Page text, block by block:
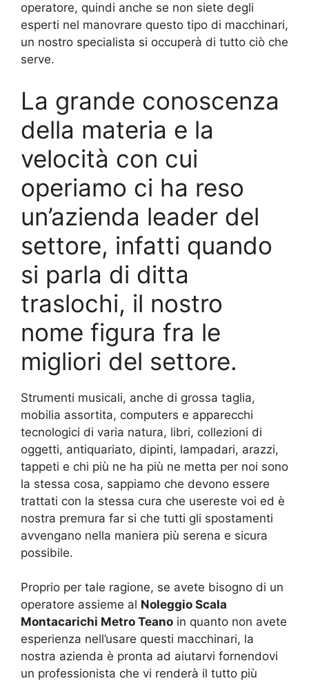
operatore, quindi anche se non siete degli
esperti nel manovrare questo tipo di macchinari,
un nostro specialista si occuperà di tutto ciò che
serve.
La grande conoscenza
della materia e la
velocità con cui
operiamo ci ha reso
un’azienda leader del
settore, infatti quando
si parla di ditta
traslochi, il nostro
nome figura fra le
migliori del settore.
Strumenti musicali, anche di grossa taglia,
mobilia assortita, computers e apparecchi
tecnologici di varia natura, libri, collezioni di
oggetti, antiquariato, dipinti, lampadari, arazzi,
tappeti e chi più ne ha più ne metta per noi sono
la stessa cosa, sappiamo che devono essere
trattati con la stessa cura che usereste voi ed è
nostra premura far si che tutti gli spostamenti
avvengano nella maniera più serena e sicura
possibile.
Proprio per tale ragione, se avete bisogno di un
operatore assieme al Noleggio Scala
Montacarichi Metro Teano in quanto non avete
esperienza nell’usare questi macchinari, la
nostra azienda è pronta ad aiutarvi fornendovi
un professionista che vi renderà il tutto più